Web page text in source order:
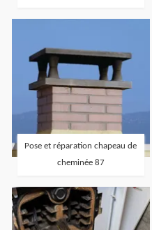
Pose et réparation chapeau de
cheminée 87